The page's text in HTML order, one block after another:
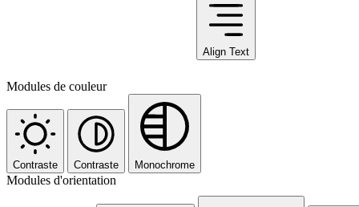
Align Text
Modules de couleur
Contraste Contraste Monochrome
Modules d'orientation